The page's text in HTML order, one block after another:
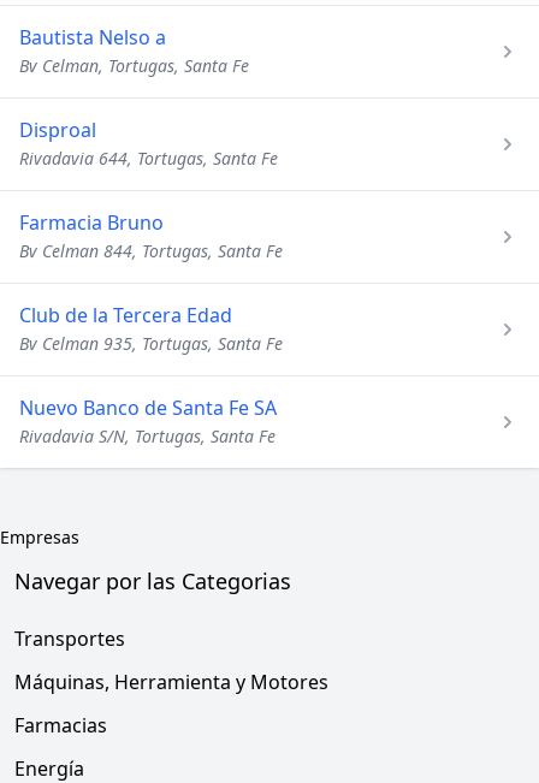
Bautista Nelso a
Bv Celman, Tortugas, Santa Fe
Disproal
Rivadavia 644, Tortugas, Santa Fe
Farmacia Bruno
Bv Celman 844, Tortugas, Santa Fe
Club de la Tercera Edad
Bv Celman 935, Tortugas, Santa Fe
Nuevo Banco de Santa Fe SA
Rivadavia S/N, Tortugas, Santa Fe
Empresas
Navegar por las Categorias
Transportes
Máquinas, Herramienta y Motores
Farmacias
Energía